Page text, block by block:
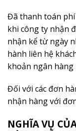
Đã thanh toán
khi công ty nhận
nhận kể từ ngày
hành liên hệ
khoản ngân hàng
Đối với các đơn
nhận hàng với
NGHĨA VỤ